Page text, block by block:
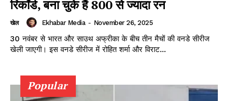
Magazine PRO
रिकॉर्ड, बना चुके हैं 800 से ज्यादा रन
खेल Ekhabar Media - November 26, 2025
30 नवंबर से भारत और साउथ अफ्रीका के बीच तीन मैचों की वनडे सीरीज
खेली जाएगी। इस वनडे सीरीज में रोहित शर्मा और विराट...
Popular